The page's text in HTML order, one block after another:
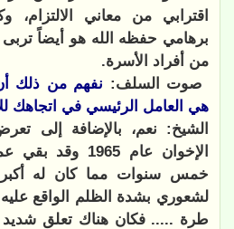
اقترابي من معاني الالتزام،
برهامي حفظه الله هو أيضاً تربى
من أفراد الأسرة.
صوت السلف: نفهم من ذلك
هي العامل الرئيسي في اتجاهك
الشيخ: نعم، بالإضافة إلى
الإخوان عام
خمس سنوات مما كان له أكبر
لشعوري بشدة الظلم الواقع
طرة ..... فكان هناك تعلق